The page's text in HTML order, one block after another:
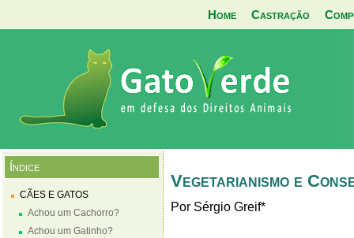
Home Castração
Índice
CÃES E GATOS
Achou um Cachorro?
Achou um Gatinho?
Vegetarianismo e
Por Sérgio Greif*